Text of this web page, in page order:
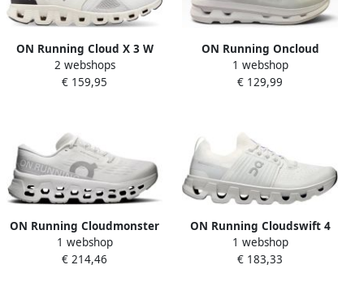
ON Running Cloud X 3 W
hardloopschoenen dames
wit
2 webshops
€ 159,95
ON Running Oncloud
Cloudzone- Sportschoenen
Mannen Wit
1 webshop
€ 129,99
ON Running Cloudmonster
3 Hardloopschoenen Wit 1 2
Vrouw
1 webshop
€ 214,46
ON Running Cloudswift 4
Hardloopschoenen Wit 1 2
Man
1 webshop
€ 183,33